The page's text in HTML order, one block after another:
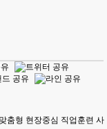
춤형 현장중심 직업훈련 사